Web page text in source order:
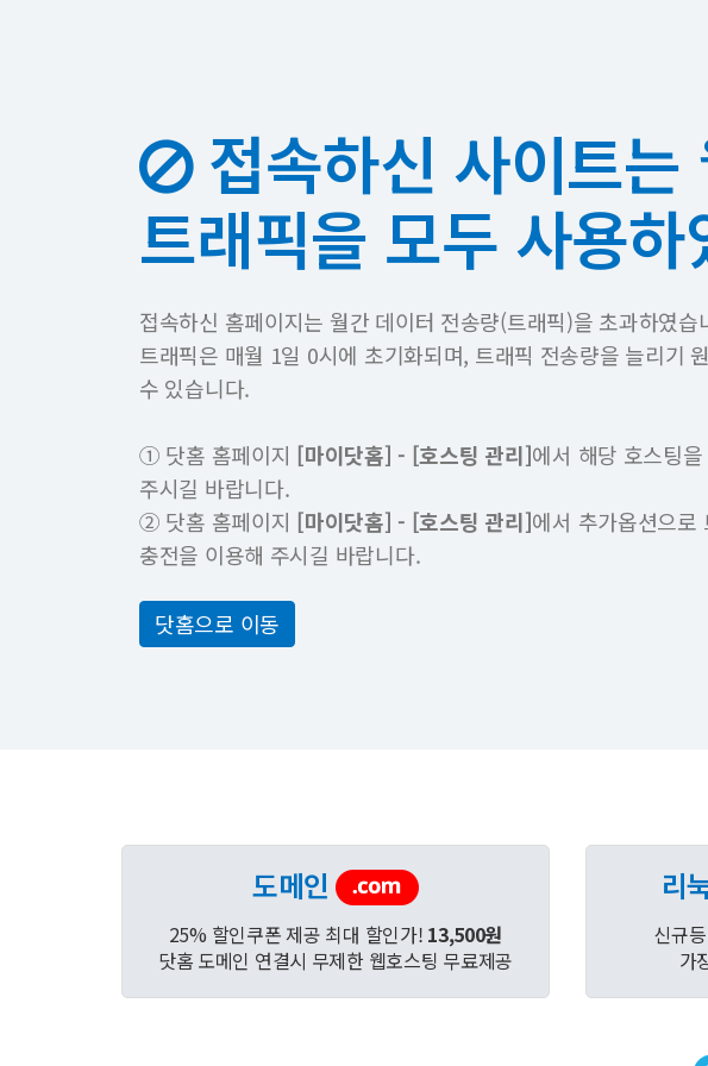
접속하신 사이트는
트래픽을 모두 사용
접속하신 홈페이지는 월간 데이터 전송량(트래픽)을 초과하였습
트래픽은 매월 1일 0시에 초기화되며, 트래픽 전송량을 늘리기
수 있습니다.
① 닷홈 홈페이지 [마이닷홈] - [호스팅 관리]에서 해당 호스팅
주시길 바랍니다.
② 닷홈 홈페이지 [마이닷홈] - [호스팅 관리]에서 추가옵션으로
충전을 이용해 주시길 바랍니다.
닷홈으로 이동
도메인
25% 할인쿠폰 제공 최대 할인가! 13,500원
닷홈 도메인 연결시 무제한 웹호스팅 무료제공
리
신규
가